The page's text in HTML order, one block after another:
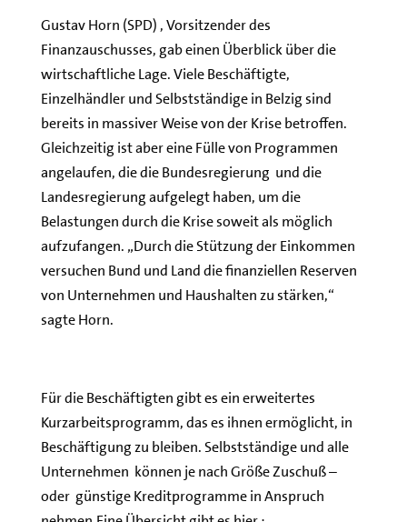
Gustav Horn (SPD) , Vorsitzender des
Finanzauschusses, gab einen Überblick über die
wirtschaftliche Lage. Viele Beschäftigte,
Einzelhändler und Selbstständige in Belzig sind
bereits in massiver Weise von der Krise betroffen.
Gleichzeitig ist aber eine Fülle von Programmen
angelaufen, die die Bundesregierung und die
Landesregierung aufgelegt haben, um die
Belastungen durch die Krise soweit als möglich
aufzufangen. „Durch die Stützung der Einkommen
versuchen Bund und Land die finanziellen Reserven
von Unternehmen und Haushalten zu stärken,“
sagte Horn.
Für die Beschäftigten gibt es ein erweitertes
Kurzarbeitsprogramm, das es ihnen ermöglicht, in
Beschäftigung zu bleiben. Selbstständige und alle
Unternehmen können je nach Größe Zuschuß –
oder günstige Kreditprogramme in Anspruch